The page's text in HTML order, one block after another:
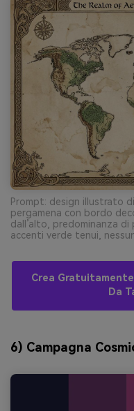
Prompt: design illustrato
pergamena con bordo
dall’alto, predominanza
accenti verde tenui,
Crea
Da
6) Campagna